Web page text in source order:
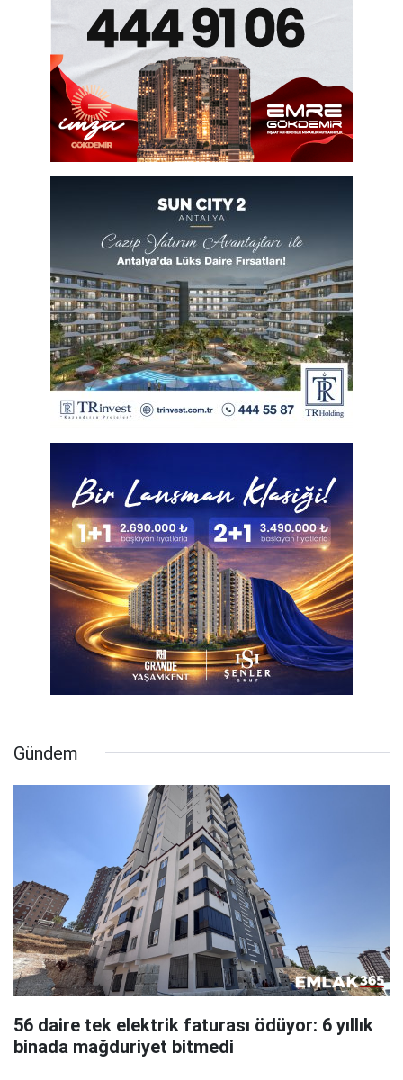
Gündem
56 daire tek elektrik faturası ödüyor: 6 yıllık
binada mağduriyet bitmedi